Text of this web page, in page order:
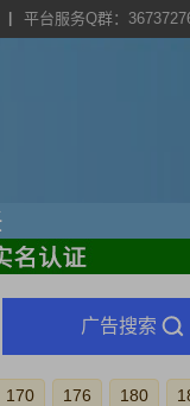
平台服务Q群：
广告搜索
170 176 180